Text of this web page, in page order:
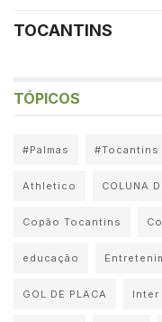
TOCANTINS
TÓPICOS
#Palmas #Tocantins
Athletico COLUNA
Copão Tocantins
educação
GOL DE PLACA Inter